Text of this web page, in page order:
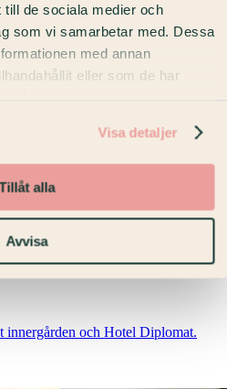
till de sociala medier och
som vi samarbetar med. Dessa
med annan
eller som de har
Visa detaljer
alla
Avvisa
innergården och Hotel Diplomat.